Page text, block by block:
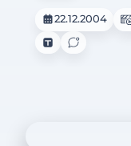
22.12.2004